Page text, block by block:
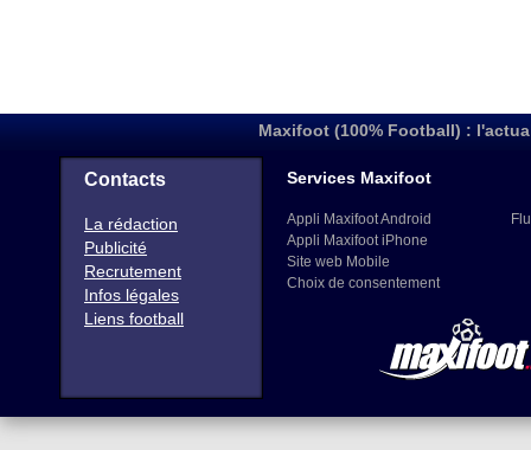
Maxifoot (100% Football) :
Contacts
La rédaction
Publicité
Recrutement
Infos légales
Liens football
Services Maxifoot
Appli Maxifoot Android
Appli Maxifoot iPhone
Site web Mobile
Choix de consentement